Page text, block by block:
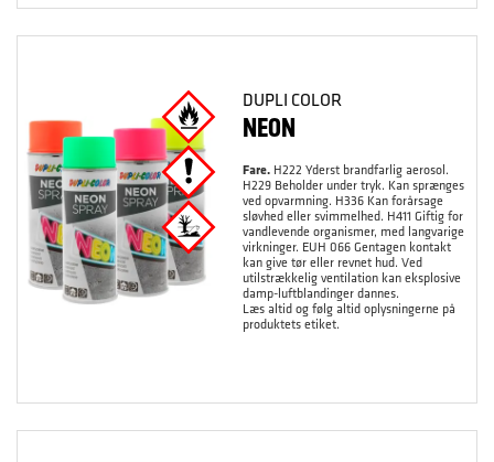
DUPLI COLOR
NEON
Fare. H222 Yderst brandfarlig aerosol.
H229 Beholder under tryk. Kan sprænges
ved opvarmning. H336 Kan forårsage
sløvhed eller svimmelhed. H411 Giftig for
vandlevende organismer, med langvarige
virkninger. EUH 066 Gentagen kontakt
kan give tør eller revnet hud. Ved
utilstrækkelig ventilation kan eksplosive
damp-luftblandinger dannes.
Læs altid og følg altid oplysningerne på
produktets etiket.